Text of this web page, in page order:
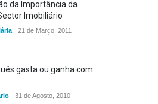
da Importância da
Imobiliário
21 de Março, 2011
gasta ou ganha com
31 de Agosto, 2010